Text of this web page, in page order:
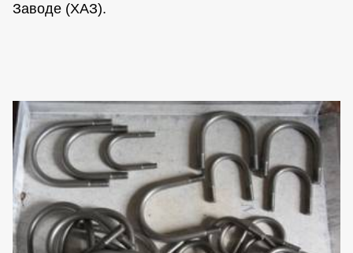
Заводе (ХАЗ).